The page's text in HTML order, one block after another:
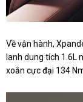
Về vận hành,
lanh dung tích 1.6L
xoắn cực đại 134